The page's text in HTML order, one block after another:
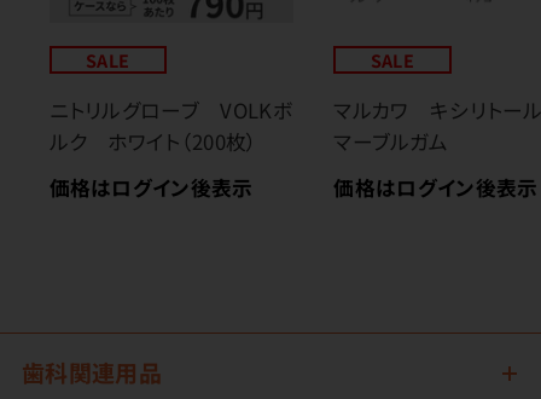
SALE
ニトリルグローブ VOLKボ
ルク ホワイト（200枚）
価格はログイン後表示
SALE
マルカワ キシリトー
マーブルガム
価格はログイン後表示
歯科関連用品